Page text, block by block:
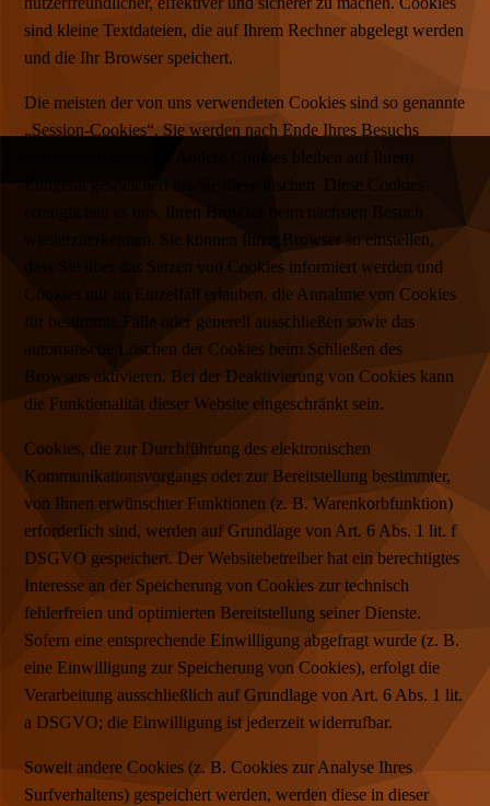
sind kleine Textdateien, die auf Ihrem Rechner abgelegt werden
und die Ihr Browser speichert.
Die meisten der von uns verwendeten Cookies sind so genannte
„Session-Cookies“. Sie werden nach Ende Ihres Besuchs
automatisch gelöscht. Andere Cookies bleiben auf Ihrem
Endgerät gespeichert bis Sie diese löschen. Diese Cookies
ermöglichen es uns, Ihren Browser beim nächsten Besuch
wiederzuerkennen. Sie können Ihren Browser so einstellen,
dass Sie über das Setzen von Cookies informiert werden und
Cookies nur im Einzelfall erlauben, die Annahme von Cookies
für bestimmte Fälle oder generell ausschließen sowie das
automatische Löschen der Cookies beim Schließen des
Browsers aktivieren. Bei der Deaktivierung von Cookies kann
die Funktionalität dieser Website eingeschränkt sein.
Cookies, die zur Durchführung des elektronischen
Kommunikationsvorgangs oder zur Bereitstellung bestimmter,
von Ihnen erwünschter Funktionen (z. B. Warenkorbfunktion)
erforderlich sind, werden auf Grundlage von Art. 6 Abs. 1 lit. f
DSGVO gespeichert. Der Websitebetreiber hat ein berechtigtes
Interesse an der Speicherung von Cookies zur technisch
fehlerfreien und optimierten Bereitstellung seiner Dienste.
Sofern eine entsprechende Einwilligung abgefragt wurde (z. B.
eine Einwilligung zur Speicherung von Cookies), erfolgt die
Verarbeitung ausschließlich auf Grundlage von Art. 6 Abs. 1 lit.
a DSGVO; die Einwilligung ist jederzeit widerrufbar.
Soweit andere Cookies (z. B. Cookies zur Analyse Ihres
Surfverhaltens) gespeichert werden, werden diese in dieser